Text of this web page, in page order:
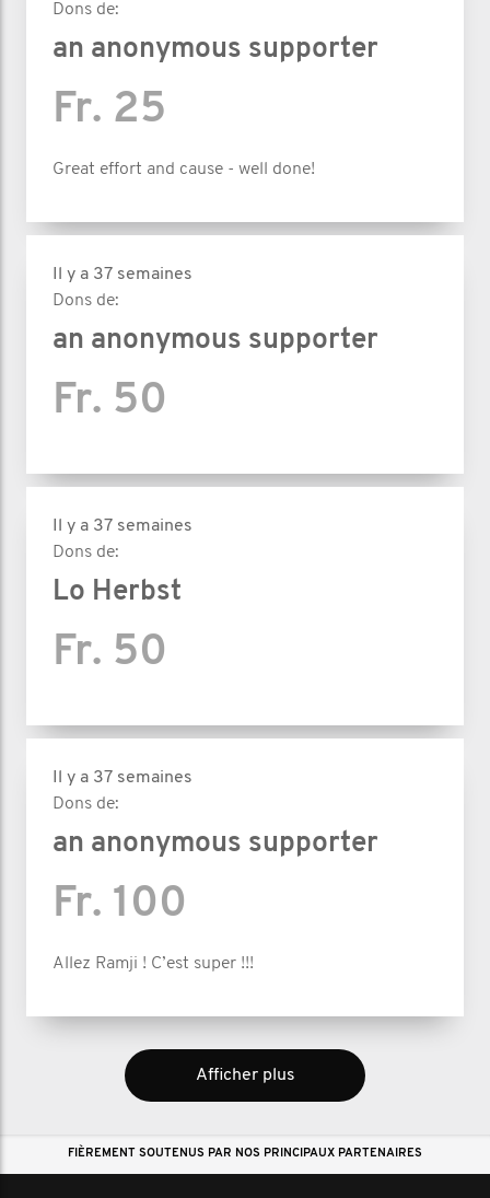
Dons de:
an anonymous supporter
Fr. 25
Great effort and cause - well done!
Il y a 37 semaines
Dons de:
an anonymous supporter
Fr. 50
Il y a 37 semaines
Dons de:
Lo Herbst
Fr. 50
Il y a 37 semaines
Dons de:
an anonymous supporter
Fr. 100
Allez Ramji ! C’est super !!!
Afficher plus
FIÈREMENT SOUTENUS PAR NOS PRINCIPAUX PARTENAIRES